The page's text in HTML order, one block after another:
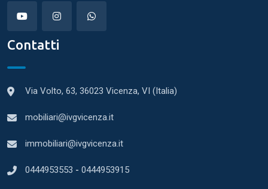
Contatti
Via Volto, 63, 36023 Vicenza, VI (Italia)
mobiliari@ivgvicenza.it
immobiliari@ivgvicenza.it
0444953553 - 0444953915